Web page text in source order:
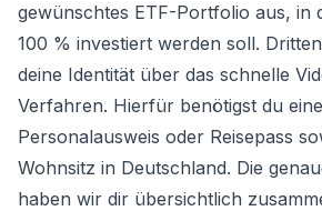
gewünschtes ETF-Portfolio aus, in
100 % investiert werden soll.
deine Identität über das schnelle
Verfahren. Hierfür benötigst du
Personalausweis oder Reisepass
Wohnsitz in Deutschland. Die
haben wir dir übersichtlich